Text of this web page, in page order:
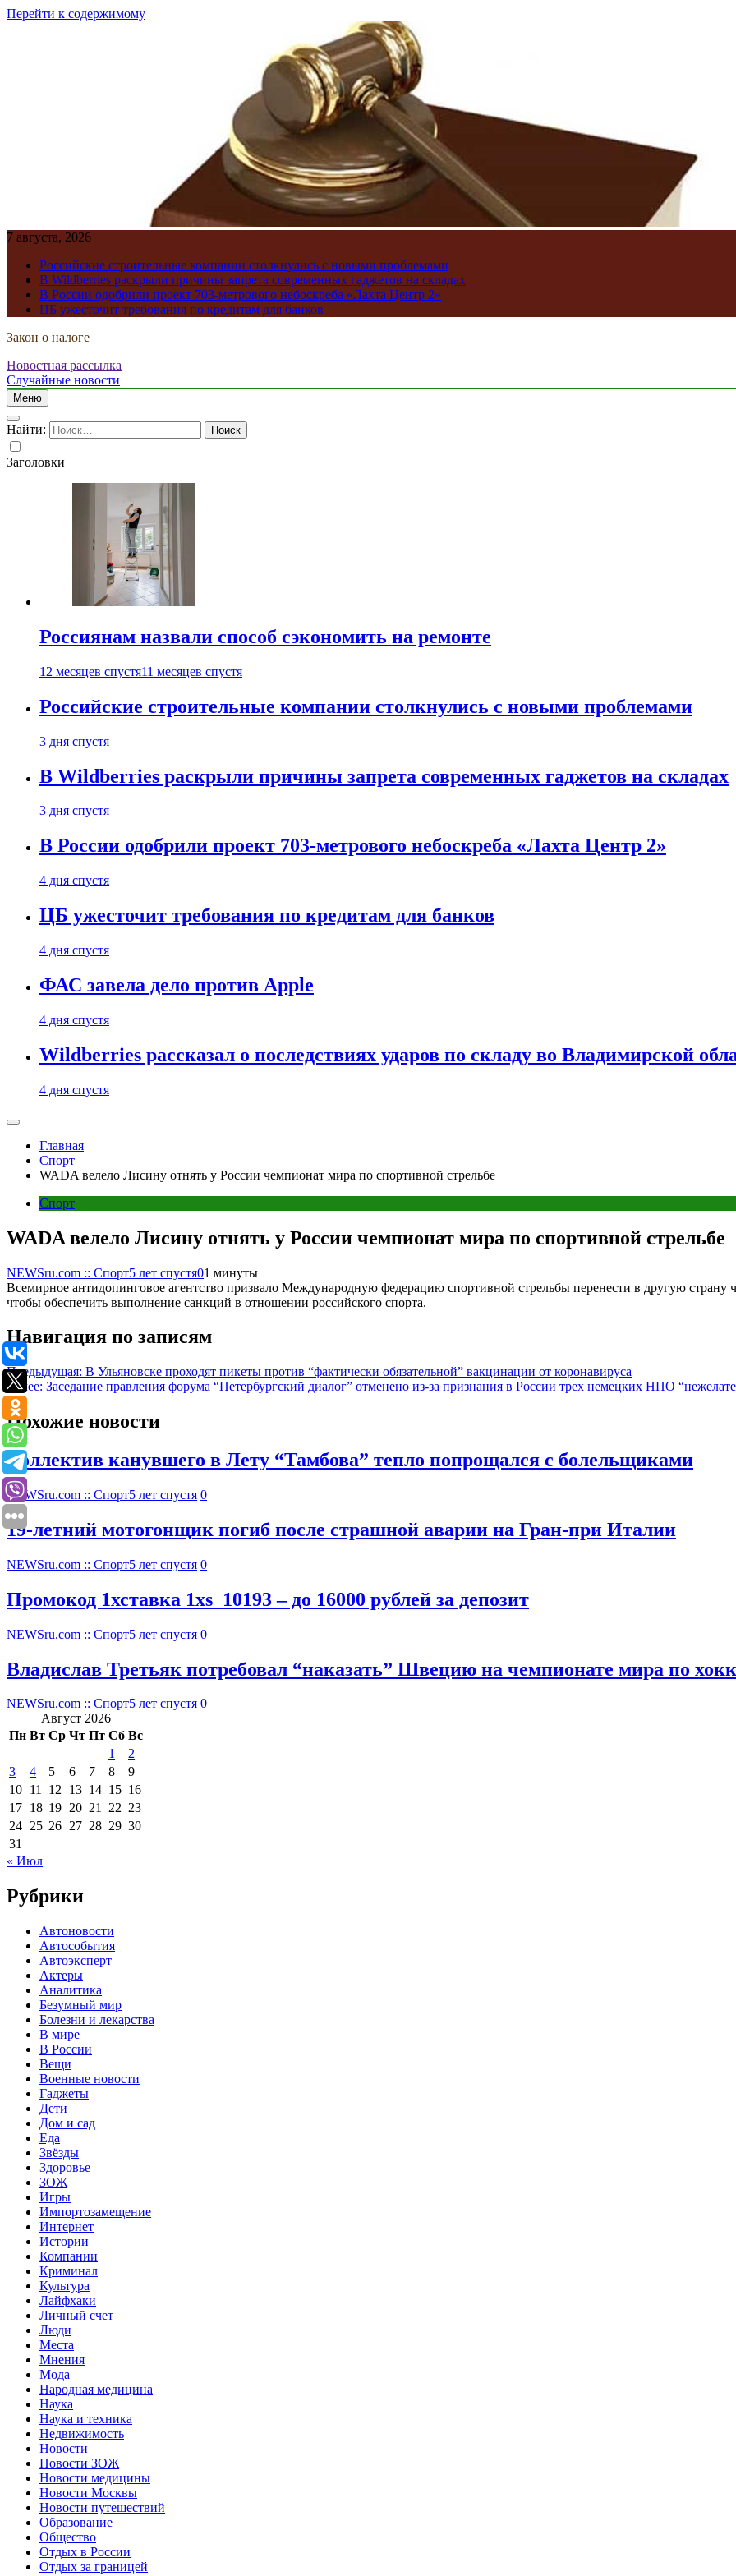
Перейти к содержимому
7 августа, 2026
Российские строительные компании столкнулись с новыми проблемами
В Wildberries раскрыли причины запрета современных гаджетов на складах
В России одобрили проект 703-метрового небоскреба «Лахта Центр 2»
ЦБ ужесточит требования по кредитам для банков
Закон о налоге
Новостная рассылка
Случайные новости
Меню
Найти:
Заголовки
Россиянам назвали способ сэкономить на ремонте
12 месяцев спустя11 месяцев спустя
Российские строительные компании столкнулись с новыми проблемами
3 дня спустя
В Wildberries раскрыли причины запрета современных гаджетов на складах
3 дня спустя
В России одобрили проект 703-метрового небоскреба «Лахта Центр 2»
4 дня спустя
ЦБ ужесточит требования по кредитам для банков
4 дня спустя
ФАС завела дело против Apple
4 дня спустя
Wildberries рассказал о последствиях ударов по складу во Владимирской
4 дня спустя
Главная
Спорт
WADA велело Лисину отнять у России чемпионат мира по спортивной стрельбе
Спорт
WADA велело Лисину отнять у России чемпионат мира по спортивной стрельбе
NEWSru.com :: Спорт5 лет спустя01 минуты
Всемирное антидопинговое агентство призвало Международную федерацию спортивной стрельбы перенести в другую
чтобы обеспечить выполнение санкций в отношении российского спорта.
Навигация по записям
Предыдущая: В Ульяновске проходят пикеты против “фактически обязательной” вакцинации от коронавируса
Далее: Заседание правления форума “Петербургский диалог” отменено из-за признания в России трех немецких НПО
Похожие новости
Коллектив канувшего в Лету “Тамбова” тепло попрощался с болельщиками
NEWSru.com :: Спорт5 лет спустя 0
19-летний мотогонщик погиб после страшной аварии на Гран-при Италии
NEWSru.com :: Спорт5 лет спустя 0
Промокод 1хставка 1xs_10193 – до 16000 рублей за депозит
NEWSru.com :: Спорт5 лет спустя 0
Владислав Третьяк потребовал “наказать” Швецию на чемпионате мира по
NEWSru.com :: Спорт5 лет спустя 0
Август 2026
Пн Вт Ср Чт Пт Сб Вс
1
2
3
4 5 6 7 8
9
10 11 12 13 14 15 16
17 18 19 20 21 22 23
24 25 26 27 28 29 30
31
« Июл
Рубрики
Автоновости
Автособытия
Автоэксперт
Актеры
Аналитика
Безумный мир
Болезни и лекарства
В мире
В России
Вещи
Военные новости
Гаджеты
Дети
Дом и сад
Еда
Звёзды
Здоровье
ЗОЖ
Игры
Импортозамещение
Интернет
Истории
Компании
Криминал
Культура
Лайфхаки
Личный счет
Люди
Места
Мнения
Мода
Народная медицина
Наука
Наука и техника
Недвижимость
Новости
Новости ЗОЖ
Новости медицины
Новости Москвы
Новости путешествий
Образование
Общество
Отдых в России
Отдых за границей